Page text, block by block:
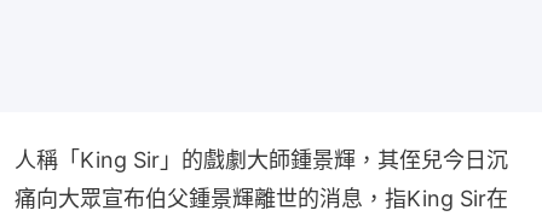
人稱「King Sir」的戲劇大師鍾景輝，其侄兒今日沉
痛向大眾宣布伯父鍾景輝離世的消息，指King Sir在